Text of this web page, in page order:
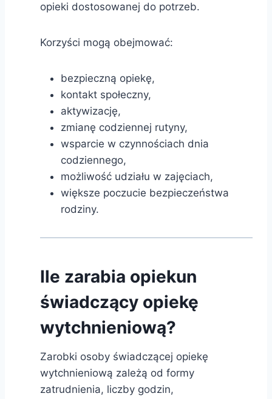
opieki dostosowanej do potrzeb.
Korzyści mogą obejmować:
bezpieczną opiekę,
kontakt społeczny,
aktywizację,
zmianę codziennej rutyny,
wsparcie w czynnościach dnia
codziennego,
możliwość udziału w zajęciach,
większe poczucie bezpieczeństwa
rodziny.
Ile zarabia opiekun
świadczący opiekę
wytchnieniową?
Zarobki osoby świadczącej opiekę
wytchnieniową zależą od formy
zatrudnienia, liczby godzin,